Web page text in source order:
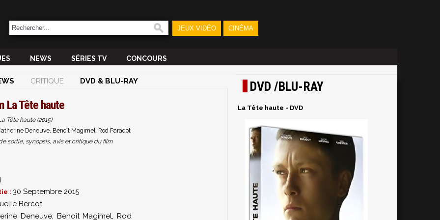
JEUX VIDÉO CINÉMA
NEWS SÉRIES TV CONCOURS
CRITIQUE DVD & BLU-RAY
La Tête haute
Tête haute (2015)
Deneuve, Benoît Magimel, Rod Paradot
sortie, synopsis, avis et critique du film
: 30 Septembre 2015
Bercot
Deneuve, Benoît Magimel,Rod
DVD /BLU-RAY
La Tête haute - DVD